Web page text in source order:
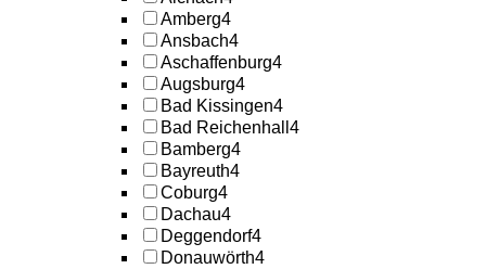
Amberg4
Ansbach4
Aschaffenburg4
Augsburg4
Bad Kissingen4
Bad Reichenhall 4
Bamberg4
Bayreuth4
Coburg4
Dachau4
Deggendorf4
Donauwörth4